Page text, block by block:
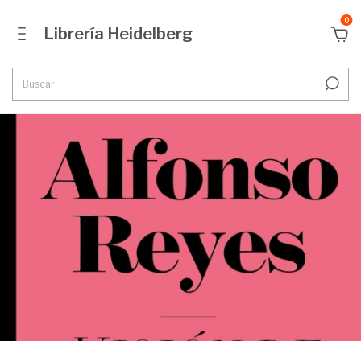
Librería Heidelberg
0